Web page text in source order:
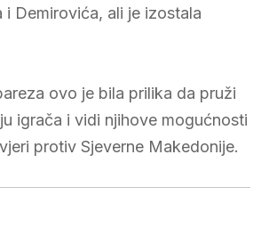
i Demirovića, ali je izostala
ovo je bila prilika da pruži
igrača i vidi njihove mogućnosti
protiv Sjeverne Makedonije.